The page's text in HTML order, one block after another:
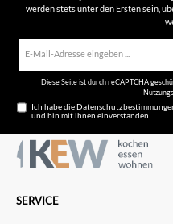
werden stets unter den Ersten sein,
Diese Seite ist durch reCAPTCHA
Ich habe die
und bin mit ihnen einverstanden.
SERVICE